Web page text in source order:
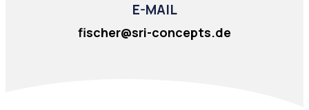
E-MAIL
fischer@sri-concepts.de